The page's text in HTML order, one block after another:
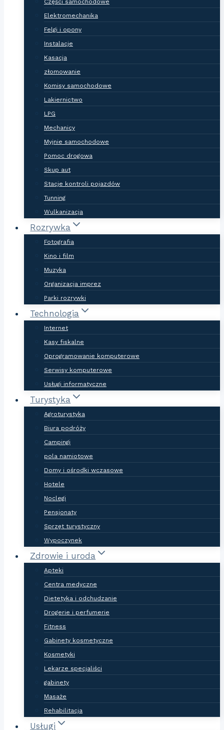
Części samochodowe
Elektromechanika
Felgi i opony
Instalacje
Kasacja
złomowanie
Komisy samochodowe
Lakiernictwo
LPG
Mechanicy
Myjnie samochodowe
Pomoc drogowa
Skup aut
Stacje kontroli pojazdów
Tunning
Wulkanizacja
Rozrywka
Fotografia
Kino i film
Muzyka
Organizacja imprez
Parki rozrywki
Technologia
Internet
Kasy fiskalne
Oprogramowanie komputerowe
Serwisy komputerowe
Usługi informatyczne
Turystyka
Agroturystyka
Biura podróży
Campingi
pola namiotowe
Domy i ośrodki wczasowe
Hotele
Noclegi
Pensjonaty
Sprzęt turystyczny
Wypoczynek
Zdrowie i uroda
Apteki
Centra medyczne
Dietetyka i odchudzanie
Drogerie i perfumerie
Fitness
Gabinety kosmetyczne
Kosmetyki
Lekarze specjaliści
gabinety
Masaże
Rehabilitacja
Usługi